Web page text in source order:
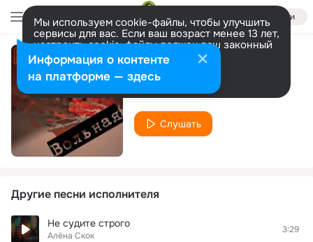
Войти
Мы используем cookie-файлы, чтобы улучшить
сервисы для вас. Если ваш возраст менее 13 лет,
настроить cookie-файлы должен ваш законный
представитель. Больше информации
Разрешить все Настроить
Казачья
Алёна Скок
Слушать
Другие песни исполнителя
Не судите строго
Алёна Скок
3:29
Информация о контенте
на платформе — здесь